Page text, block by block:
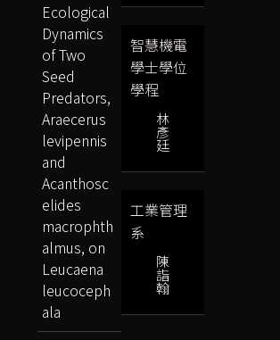
智慧機電
學士學位
學程
林
彥
廷
工業管理
系
陳
詣
翰
Ecological
Dynamics
of Two
Seed
Predators,
Araecerus
levipennis
and
Acanthosc
elides
macrophth
almus, on
Leucaena
leucoceph
ala